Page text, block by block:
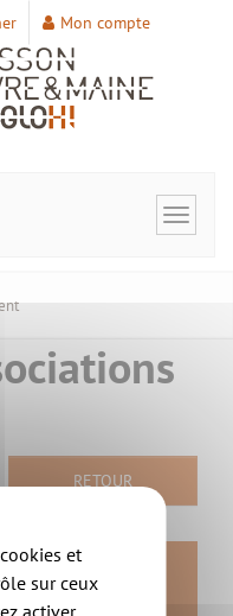
Mon compte
Toggle
RETOUR
et
sur ceux
activer